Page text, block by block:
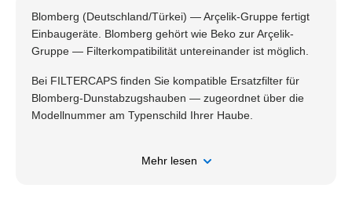
Blomberg (Deutschland/Türkei) — Arçelik-Gruppe fertigt
Einbaugeräte. Blomberg gehört wie Beko zur Arçelik-
Gruppe — Filterkompatibilität untereinander ist möglich.
Bei FILTERCAPS finden Sie kompatible Ersatzfilter für
Blomberg-Dunstabzugshauben — zugeordnet über die
Modellnummer am Typenschild Ihrer Haube.
Mehr lesen